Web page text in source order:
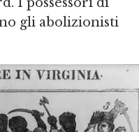
gli abolizionisti